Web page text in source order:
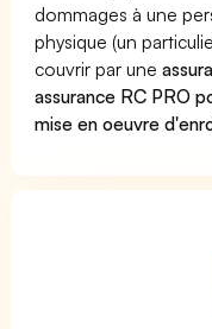
dommages à une
physique (un
couvrir par une
assurance RC PRO
mise en oeuvre